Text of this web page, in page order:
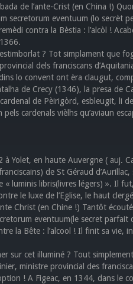
de l’ante-Crist (en China !)
secretorum eventuum (lo secrèt
contra la Bèstia : l’alcòl !
? Tot simplament que
dels franciscans
lo convent ont èra claugut,
de Crecy (1346), la presa de
de Pèirigòrd, esbleugit, li
cardenals vièlhs qu’aviaun
à Yolet, en haute Auvergne ( auj.
de St Géraud
luminis libris(livres légers) ». Il fut,
le luxe de l’Eglise, le haut
Christ (en Chine !) Tantôt
eventuum(le secret parfait
la Bête : l’alcool ! Il finit sa vie,
sur cet illuminé ? Tout
ministre provincial des
! A Figeac, en 1344, dans le